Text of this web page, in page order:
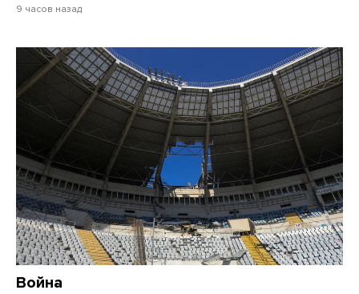
9 часов назад
Война